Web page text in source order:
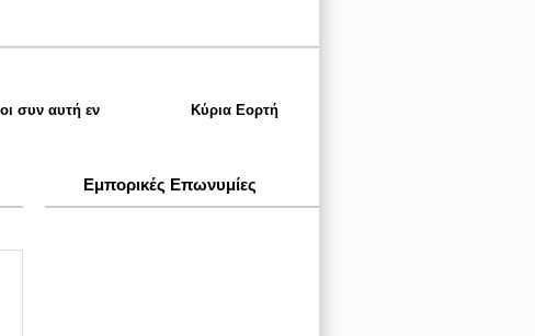
συν αυτή εν
Κύρια Εορτή
Εμπορικές Επωνυμίες